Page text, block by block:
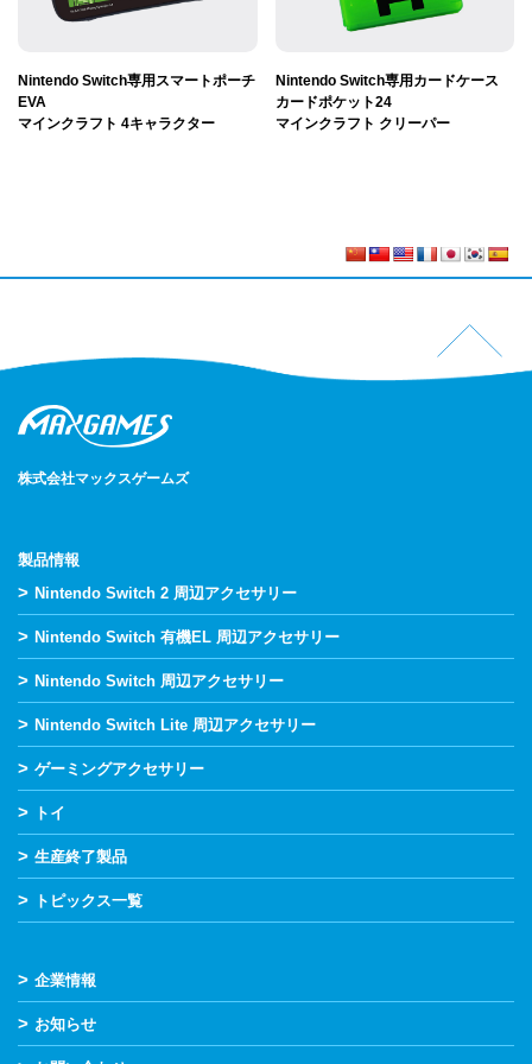
Nintendo Switch専用スマートポーチ
EVA
マインクラフト 4キャラクター
Nintendo Switch専用カードケース
カードポケット24
マインクラフト クリーパー
株式会社マックスゲームズ
製品情報
> Nintendo Switch 2 周辺アクセサリー
> Nintendo Switch 有機EL 周辺アクセサリー
> Nintendo Switch 周辺アクセサリー
> Nintendo Switch Lite 周辺アクセサリー
> ゲーミングアクセサリー
> トイ
> 生産終了製品
> トピックス一覧
> 企業情報
> お知らせ